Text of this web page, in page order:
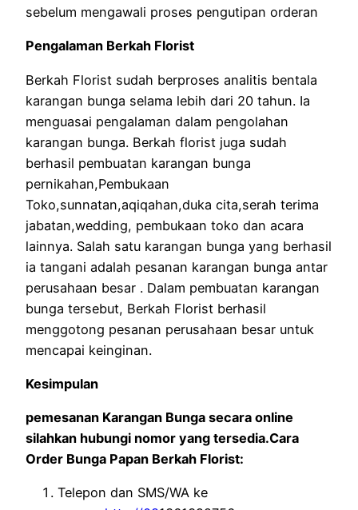
sebelum mengawali proses pengutipan orderan
Pengalaman Berkah Florist
Berkah Florist sudah berproses analitis bentala
karangan bunga selama lebih dari 20 tahun. Ia
menguasai pengalaman dalam pengolahan
karangan bunga. Berkah florist juga sudah
berhasil pembuatan karangan bunga
pernikahan,Pembukaan
Toko,sunnatan,aqiqahan,duka cita,serah terima
jabatan,wedding, pembukaan toko dan acara
lainnya. Salah satu karangan bunga yang berhasil
ia tangani adalah pesanan karangan bunga antar
perusahaan besar . Dalam pembuatan karangan
bunga tersebut, Berkah Florist berhasil
menggotong pesanan perusahaan besar untuk
mencapai keinginan.
Kesimpulan
pemesanan Karangan Bunga secara online
silahkan hubungi nomor yang tersedia.Cara
Order Bunga Papan Berkah Florist:
Telepon dan SMS/WA ke